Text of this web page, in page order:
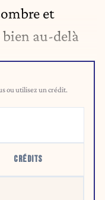
et
bien au-delà
ou utilisez un crédit.
CRÉDITS